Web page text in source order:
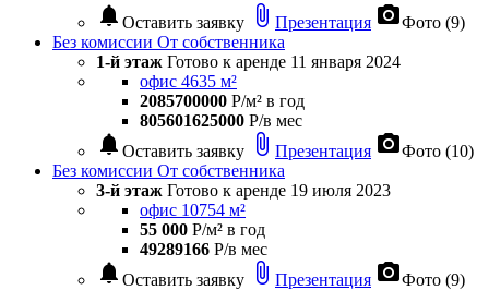
notifications Оставить заявку attach_file Презентация photo_cameraФото (9)
Без комиссии От собственника
1-й этаж Готово к аренде 11 января 2024
офис 4635 м²
2085700000 Р/м² в год
805601625000 Р/в мес
notifications Оставить заявку attach_file Презентация photo_cameraФото (10)
Без комиссии От собственника
3-й этаж Готово к аренде 19 июля 2023
офис 10754 м²
55 000 Р/м² в год
49289166 Р/в мес
notifications Оставить заявку attach_file Презентация photo_cameraФото (9)